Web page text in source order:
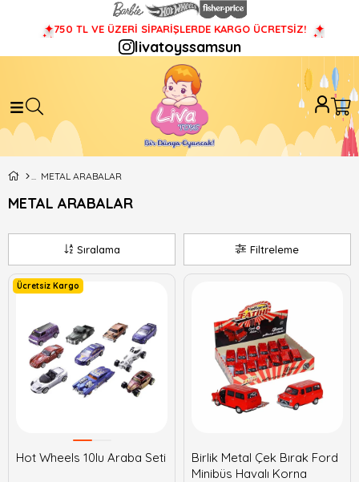
750 TL VE ÜZERİ SİPARİŞLERDE KARGO ÜCRETSİZ!
livatoyssamsun
METAL ARABALAR
METAL ARABALAR
Filtreleme
Sıralama
Hot Wheels 10lu Araba Seti
Ücretsiz Kargo
Birlik Metal Çek Bırak Ford
Minibüs Havalı Korna